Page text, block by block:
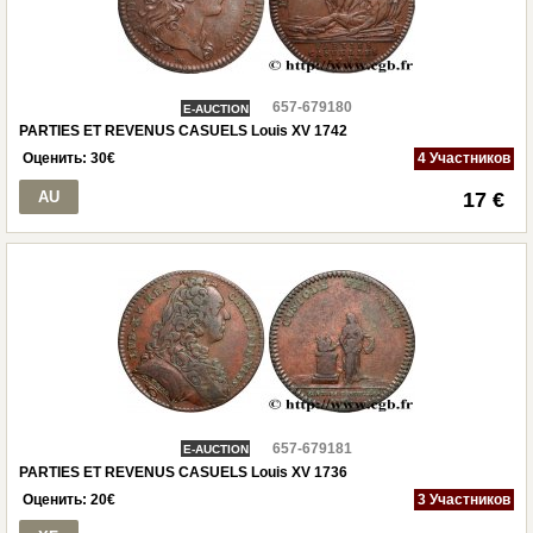
E-AUCTION
657-679180
PARTIES ET REVENUS CASUELS Louis XV 1742
Оценить: 30€ 4 Участников
AU 17 €
E-AUCTION
657-679181
PARTIES ET REVENUS CASUELS Louis XV 1736
Оценить: 20€ 3 Участников